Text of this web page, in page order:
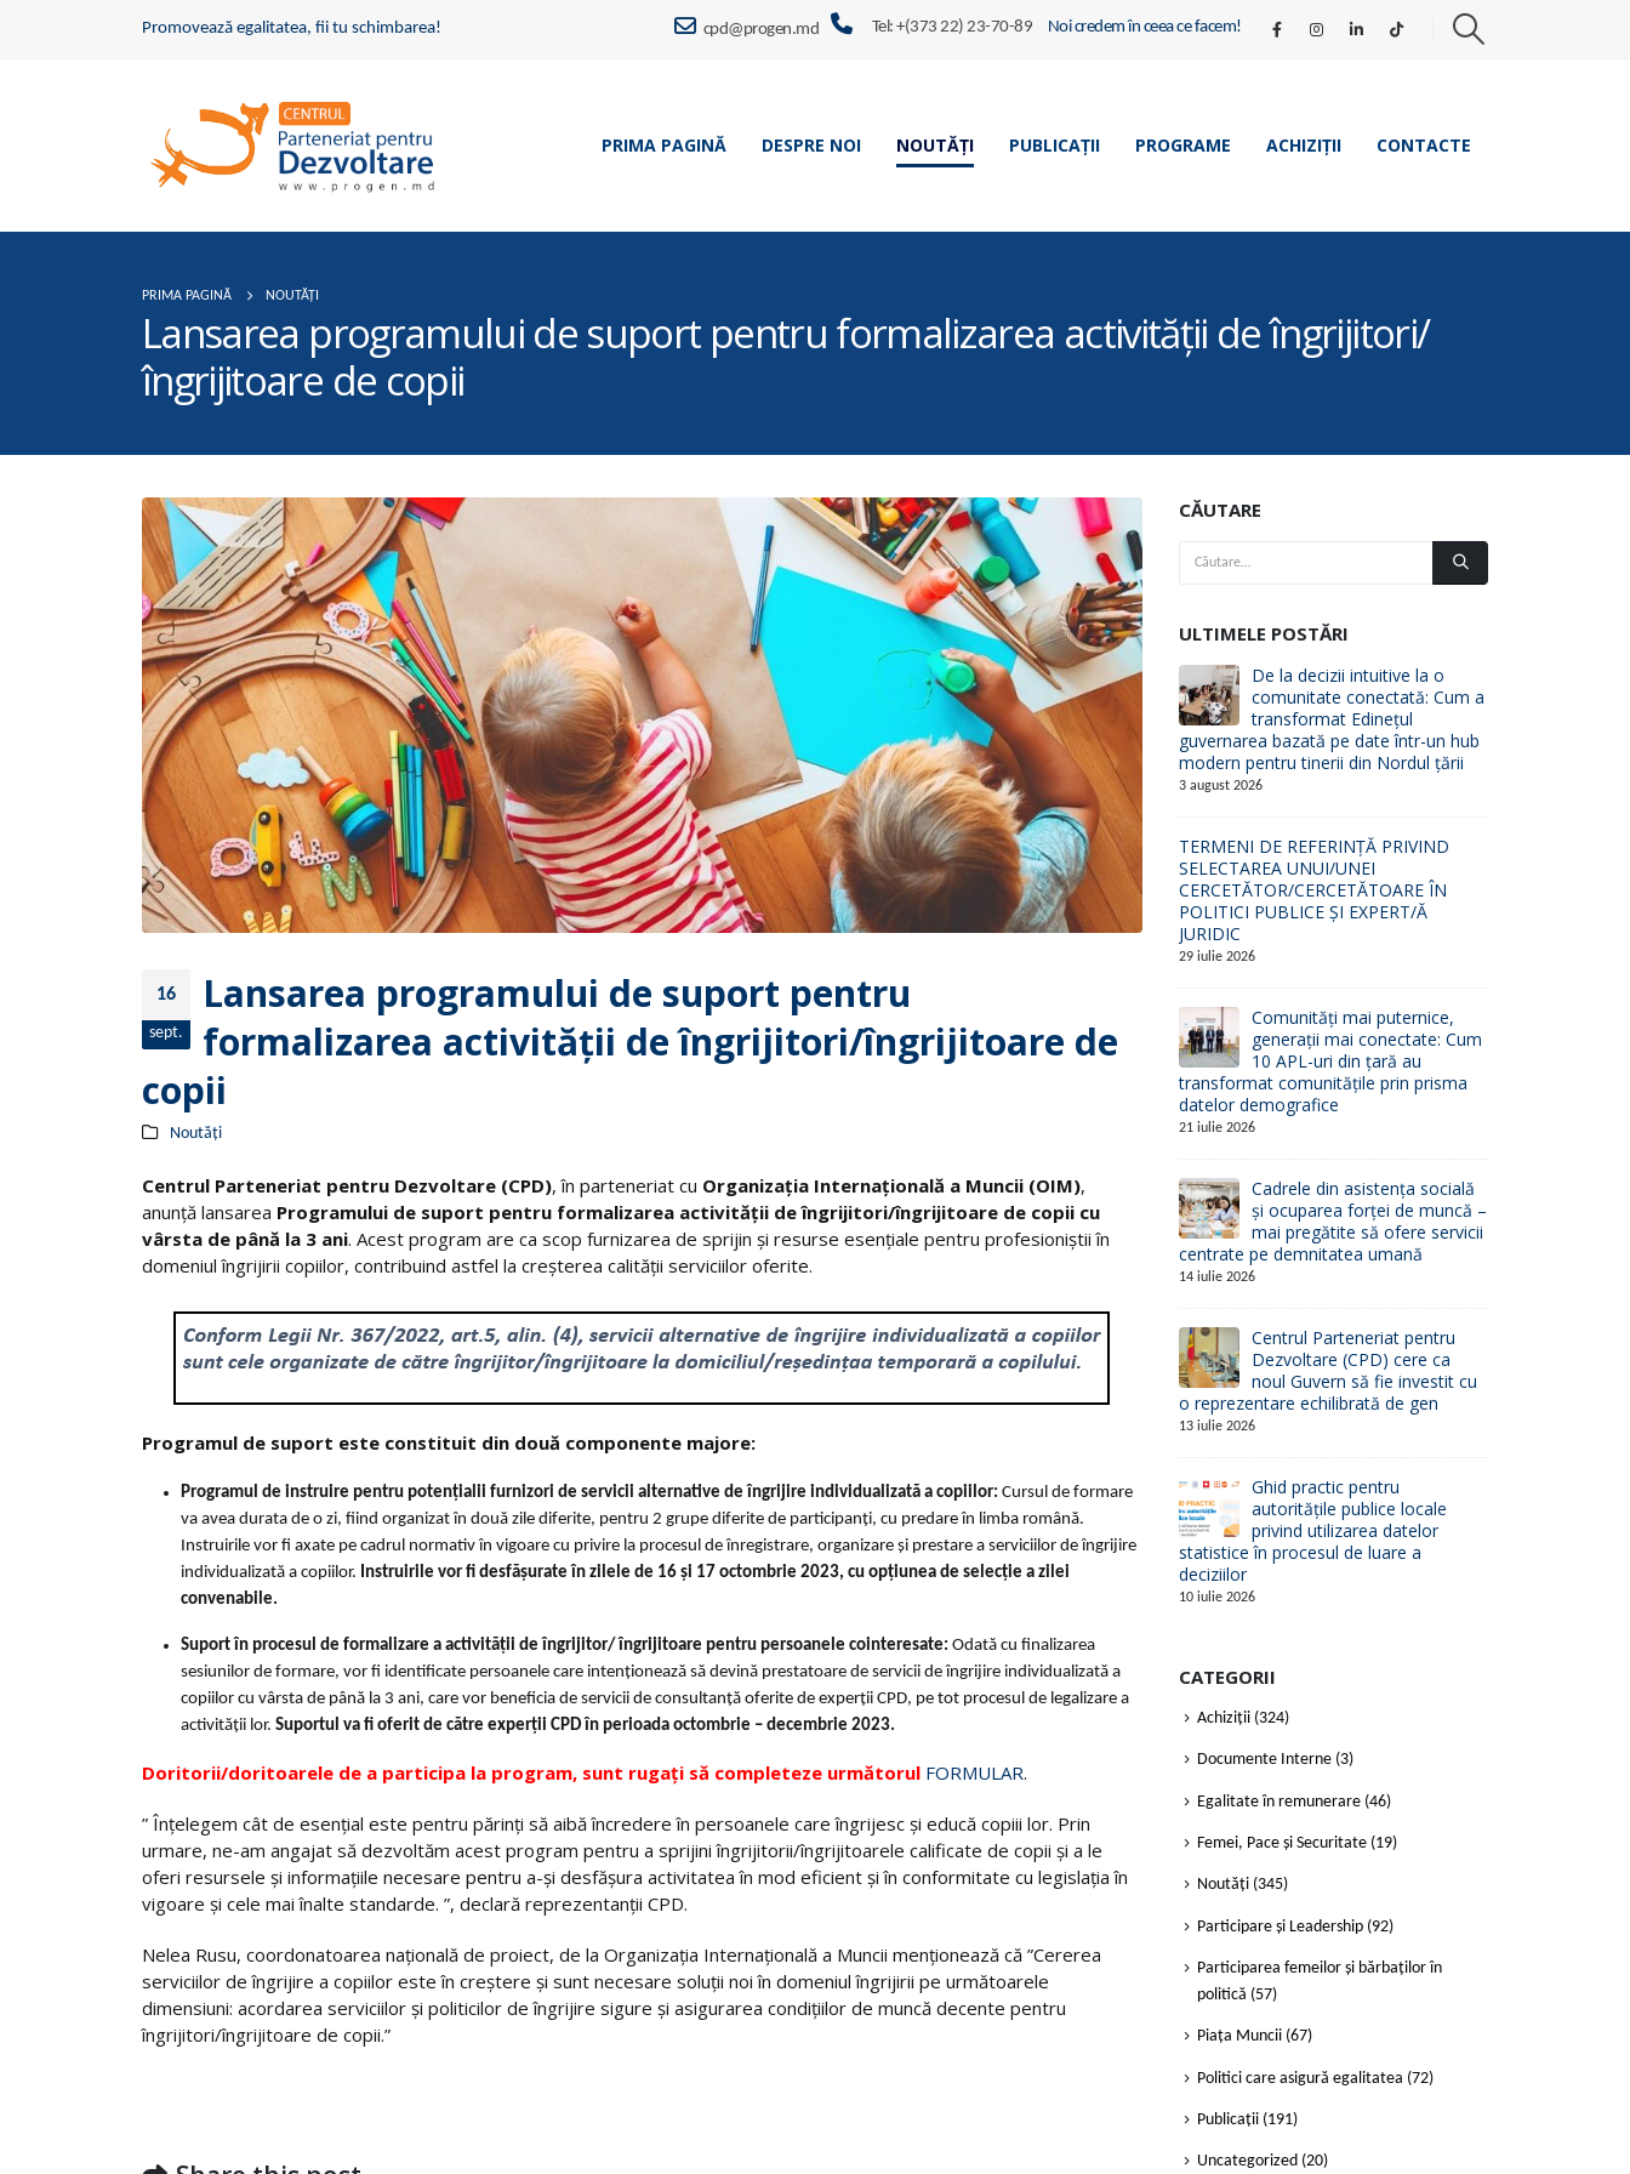
Promovează egalitatea, fii tu schimbarea! cpd@progen.md Tel: +(373 22) 23-70-89 Noi credem în ceea ce facem!
PRIMA PAGINĂ DESPRE NOI NOUTĂȚI PUBLICAȚII PROGRAME ACHIZIȚII CONTACTE
PRIMA PAGINĂ NOUTĂȚI
Lansarea programului de suport pentru formalizarea activității de îngrijitori/
îngrijitoare de copii
16
sept.
Lansarea programului de suport pentru
formalizarea activității de îngrijitori/îngrijitoare de
copii
Noutăți
Centrul Parteneriat pentru Dezvoltare (CPD), în parteneriat cu Organizația Internațională a Muncii (OIM),
anunță lansarea Programului de suport pentru formalizarea activității de îngrijitori/îngrijitoare de copii cu
vârsta de până la 3 ani. Acest program are ca scop furnizarea de sprijin și resurse esențiale pentru profesioniștii în
domeniul îngrijirii copiilor, contribuind astfel la creșterea calității serviciilor oferite.
Programul de suport este constituit din două componente majore:
Programul de instruire pentru potențialii furnizori de servicii alternative de îngrijire individualizată a copiilor: Cursul de formare
va avea durata de o zi, fiind organizat în două zile diferite, pentru 2 grupe diferite de participanți, cu predare în limba română.
Instruirile vor fi axate pe cadrul normativ în vigoare cu privire la procesul de înregistrare, organizare și prestare a serviciilor de îngrijire
individualizată a copiilor. Instruirile vor fi desfășurate în zilele de 16 și 17 octombrie 2023, cu opțiunea de selecție a zilei
convenabile.
Suport în procesul de formalizare a activității de îngrijitor/ îngrijitoare pentru persoanele cointeresate: Odată cu finalizarea
sesiunilor de formare, vor fi identificate persoanele care intenționează să devină prestatoare de servicii de îngrijire individualizată a
copiilor cu vârsta de până la 3 ani, care vor beneficia de servicii de consultanță oferite de experții CPD, pe tot procesul de legalizare a
activității lor. Suportul va fi oferit de către experții CPD în perioada octombrie – decembrie 2023.
Doritorii/doritoarele de a participa la program, sunt rugați să completeze următorul FORMULAR.
” Înțelegem cât de esențial este pentru părinți să aibă încredere în persoanele care îngrijesc și educă copiii lor. Prin
urmare, ne-am angajat să dezvoltăm acest program pentru a sprijini îngrijitorii/îngrijitoarele calificate de copii și a le
oferi resursele și informațiile necesare pentru a-și desfășura activitatea în mod eficient și în conformitate cu legislația în
vigoare și cele mai înalte standarde. ”, declară reprezentanții CPD.
Nelea Rusu, coordonatoarea națională de proiect, de la Organizația Internațională a Muncii menționează că ”Cererea
serviciilor de îngrijire a copiilor este în creștere și sunt necesare soluții noi în domeniul îngrijirii pe următoarele
dimensiuni: acordarea serviciilor și politicilor de îngrijire sigure și asigurarea condițiilor de muncă decente pentru
îngrijitori/îngrijitoare de copii.”
CĂUTARE
ULTIMELE POSTĂRI
De la decizii intuitive la o
comunitate conectată: Cum a
transformat Edinețul
guvernarea bazată pe date într-un hub
modern pentru tinerii din Nordul țării
3 august 2026
TERMENI DE REFERINȚĂ PRIVIND
SELECTAREA UNUI/UNEI
CERCETĂTOR/CERCETĂTOARE ÎN
POLITICI PUBLICE ȘI EXPERT/Ă
JURIDIC
29 iulie 2026
Comunități mai puternice,
generații mai conectate: Cum
10 APL-uri din țară au
transformat comunitățile prin prisma
datelor demografice
21 iulie 2026
Cadrele din asistența socială
și ocuparea forței de muncă –
mai pregătite să ofere servicii
centrate pe demnitatea umană
14 iulie 2026
Centrul Parteneriat pentru
Dezvoltare (CPD) cere ca
noul Guvern să fie investit cu
o reprezentare echilibrată de gen
13 iulie 2026
Ghid practic pentru
autoritățile publice locale
privind utilizarea datelor
statistice în procesul de luare a
deciziilor
10 iulie 2026
CATEGORII
Achiziții (324)
Documente Interne (3)
Egalitate în remunerare (46)
Femei, Pace și Securitate (19)
Noutăți (345)
Participare și Leadership (92)
Participarea femeilor și bărbaților în
politică (57)
Piața Muncii (67)
Politici care asigură egalitatea (72)
Publicații (191)
Uncategorized (20)